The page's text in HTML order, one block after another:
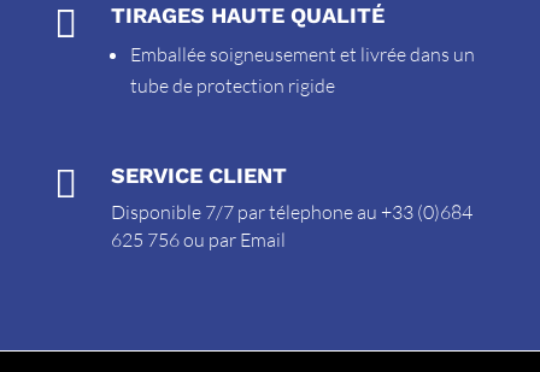
 TIRAGES HAUTE QUALITÉ
Emballée soigneusement et livrée dans un
tube de protection rigide
 SERVICE CLIENT
Disponible 7/7 par télephone au +33 (0)684
625 756 ou par Email